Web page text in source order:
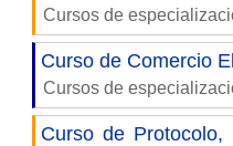
Cursos de
Curso de Comercio
Cursos de
Curso de